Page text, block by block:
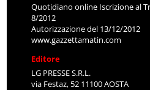
Quotidiano online Iscrizione al
8/2012
Autorizzazione del 13/12/2012
www.gazzettamatin.com
Editore
LG PRESSE S.R.L.
via Festaz, 52 11100 AOSTA